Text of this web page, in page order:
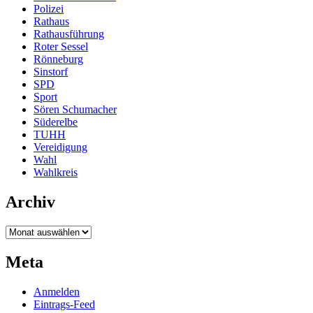
Polizei
Rathaus
Rathausführung
Roter Sessel
Rönneburg
Sinstorf
SPD
Sport
Sören Schumacher
Süderelbe
TUHH
Vereidigung
Wahl
Wahlkreis
Archiv
Archiv
Meta
Anmelden
Eintrags-Feed